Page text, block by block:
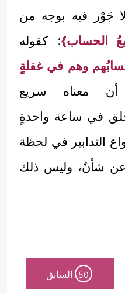
جَوْر فيه بوجه من
الحساب}؛ كقوله
وهم في غفلةٍ
معناه سريع
في ساعة واحدةٍ
التدابير في لحظة
عن شأنٌ، وليس ذلك
50 السابق